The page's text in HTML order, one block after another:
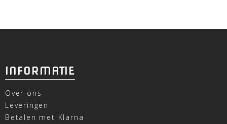
INFORMATIE
Over ons
Leveringen
Betalen met Klarna